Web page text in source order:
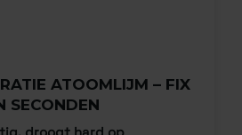
ATOOMLIJM – FIX
SECONDEN